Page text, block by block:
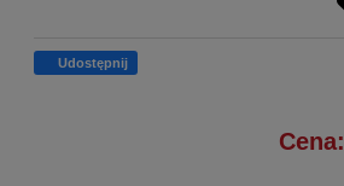
Udostępnij
Cena: